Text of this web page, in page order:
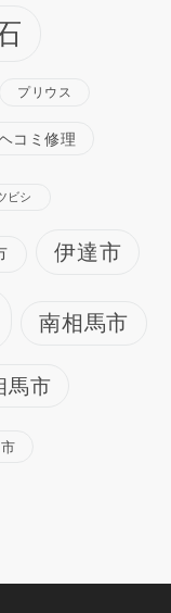
プリウス
コミ修理
ビシ
伊達市
南相馬市
馬市